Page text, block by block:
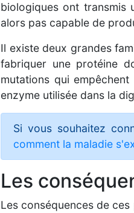
biologiques ont transmis
alors pas capable de
Il existe deux grandes
fabriquer une protéine
mutations qui
enzyme utilisée dans la
Si vous souhaitez
comment la maladie
Les
Les conséquences de